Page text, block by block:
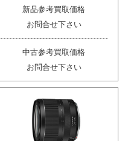
新品参考買取価格
お問合せ下さい
中古参考買取価格
お問合せ下さい